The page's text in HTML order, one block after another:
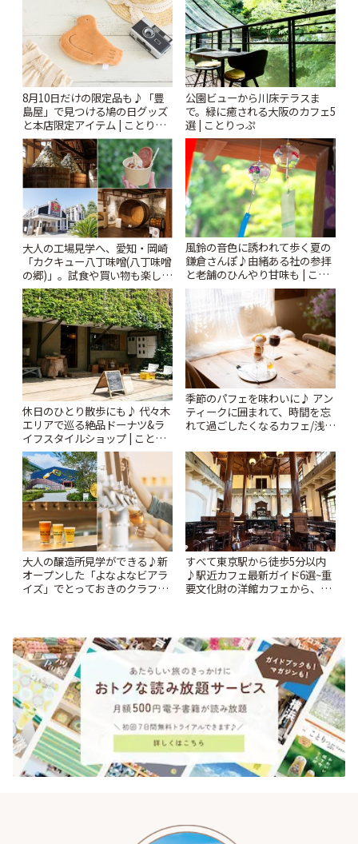
8月10日だけの限定品も♪「豊
島屋」で見つける鳩の日グッズ
と本店限定アイテム | ことりっ
ぷ
公園ビューから川床テラスま
で。緑に癒される大阪のカフェ5
選 | ことりっぷ
大人の工場見学へ、愛知・岡崎
「カクキュー八丁味噌(八丁味噌
の郷)」。試食や買い物も楽しみ
♪ | ことりっぷ
風鈴の音色に誘われて歩く夏の
鎌倉さんぽ♪由緒ある社の参拝
と老舗のひんやり甘味も | こと
りっぷ
休日のひとり散歩にも♪ 代々木
エリアで巡る絶品ドーナツ&ラ
イフスタイルショップ | ことり
っぷ
季節のパフェを味わいに♪ アン
ティークに囲まれて、時間を忘
れて過ごしたくなるカフェ/浅草
大人の醸造所見学ができる♪新
オープンした「よなよなビアラ
イズ」でとっておきのクラフト
すべて東京駅から徒歩5分以内
♪駅近カフェ最新ガイド6選~重
要文化財の洋館カフェから、改